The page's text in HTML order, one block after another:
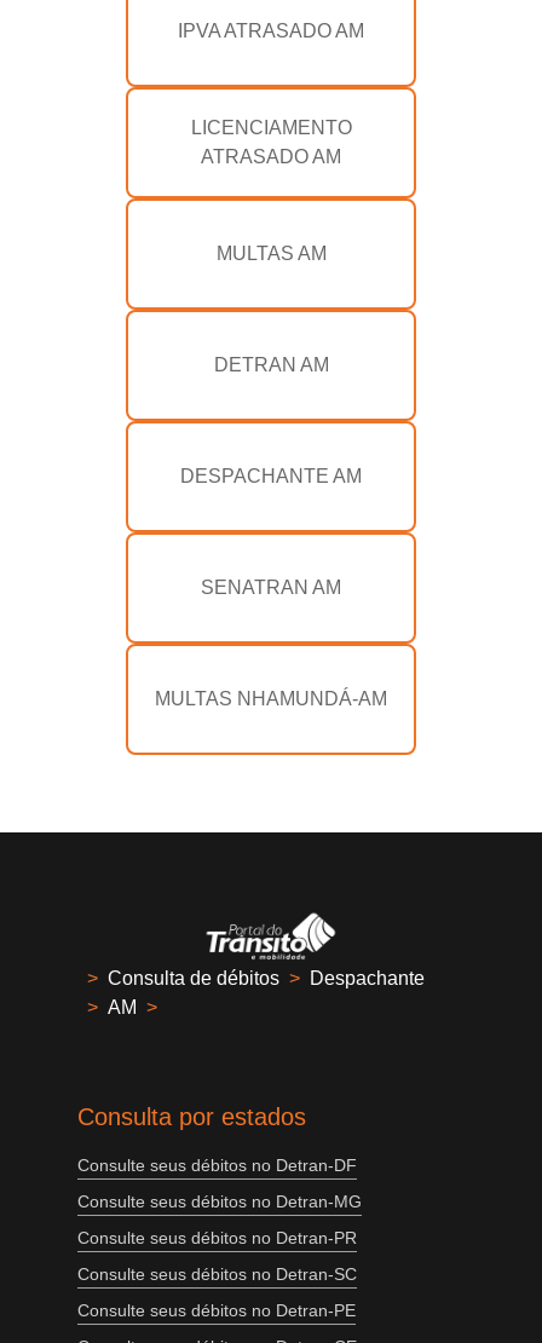
IPVA ATRASADO AM
LICENCIAMENTO
ATRASADO AM
MULTAS AM
DETRAN AM
DESPACHANTE AM
SENATRAN AM
MULTAS NHAMUNDÁ-AM
> Consulta de débitos > Despachante
> AM >
Consulta por estados
Consulte seus débitos no Detran-DF
Consulte seus débitos no Detran-MG
Consulte seus débitos no Detran-PR
Consulte seus débitos no Detran-SC
Consulte seus débitos no Detran-PE